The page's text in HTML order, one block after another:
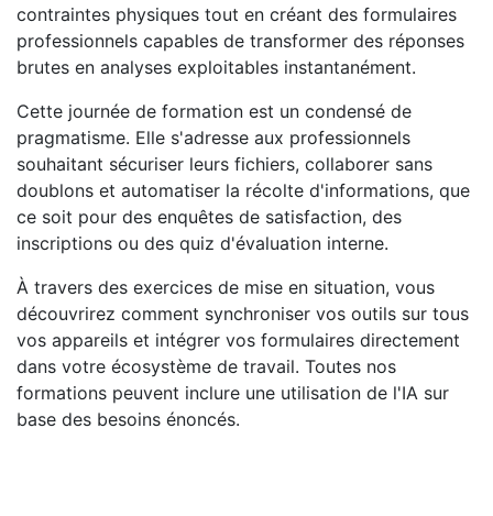
contraintes physiques tout en créant des formulaires
professionnels capables de transformer des réponses
brutes en analyses exploitables instantanément.
Cette journée de formation est un condensé de
pragmatisme. Elle s'adresse aux professionnels
souhaitant sécuriser leurs fichiers, collaborer sans
doublons et automatiser la récolte d'informations, que
ce soit pour des enquêtes de satisfaction, des
inscriptions ou des quiz d'évaluation interne.
À travers des exercices de mise en situation, vous
découvrirez comment synchroniser vos outils sur tous
vos appareils et intégrer vos formulaires directement
dans votre écosystème de travail. Toutes nos
formations peuvent inclure une utilisation de l'IA sur
base des besoins énoncés.